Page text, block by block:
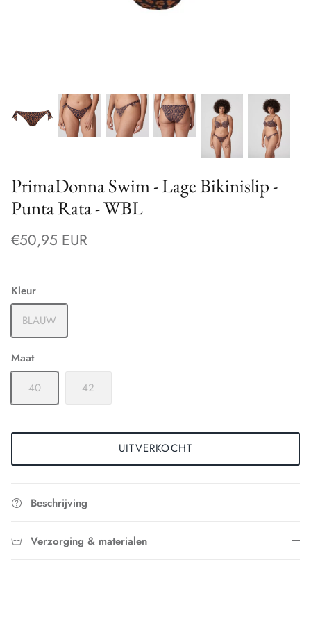
PrimaDonna Swim - Lage Bikinislip -
Punta Rata - WBL
€50,95 EUR
Kleur
BLAUW
Maat
40
42
UITVERKOCHT
Beschrijving
Verzorging & materialen